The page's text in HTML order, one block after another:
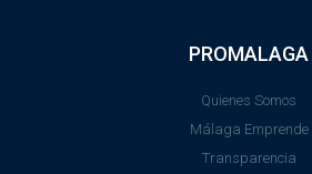
PROMALAGA
Quienes Somos
Málaga Emprende
Transparencia